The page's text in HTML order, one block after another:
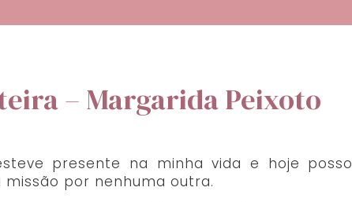
– Margarida Peixoto
presente na minha vida e hoje posso
por nenhuma outra.